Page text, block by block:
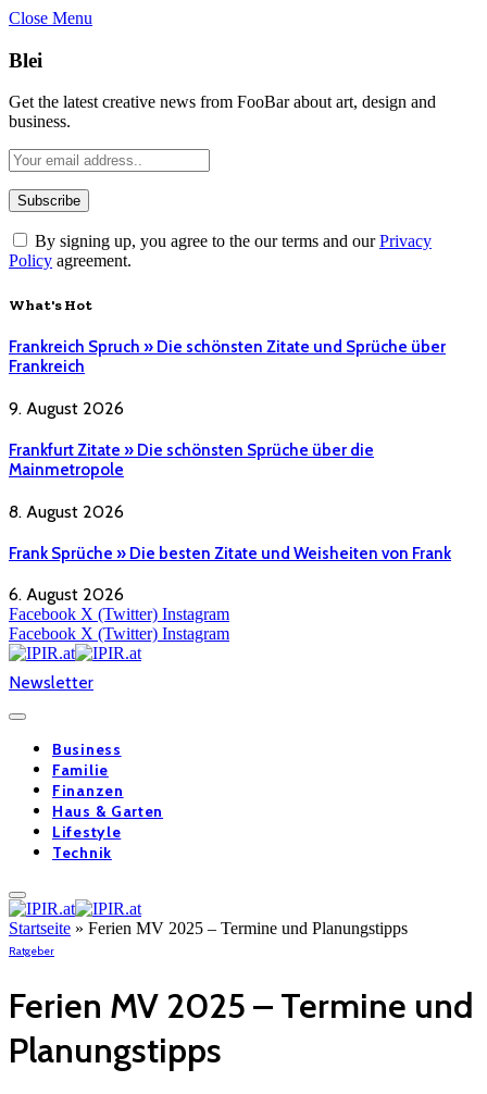
Close Menu
Blei
Get the latest creative news from FooBar about art, design and
business.
By signing up, you agree to the our terms and ourPrivacy
Policy agreement.
What's Hot
Frankreich Spruch » Die schönsten Zitate und Sprüche über
Frankreich
9. August 2026
Frankfurt Zitate » Die schönsten Sprüche über die
Mainmetropole
8. August 2026
Frank Sprüche » Die besten Zitate und Weisheiten von Frank
6. August 2026
Facebook X (Twitter) Instagram
Facebook X (Twitter) Instagram
Newsletter
Business
Familie
Finanzen
Haus & Garten
Lifestyle
Technik
Startseite » Ferien MV 2025 – Termine und Planungstipps
Ratgeber
Ferien MV 2025 – Termine und
Planungstipps